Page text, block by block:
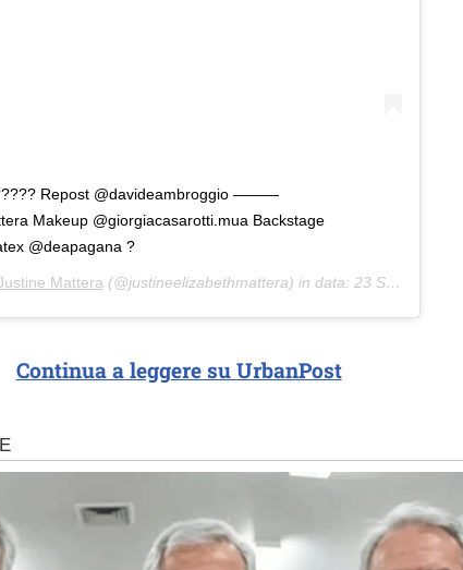
Repost @davideambroggio ———
Makeup @giorgiacasarotti.mua Backstage
@deapagana ?
Mattera (@justineelizabethmattera) in data: 23 Set 2020 alle ore 4:31 PDT
Continua a leggere su UrbanPost